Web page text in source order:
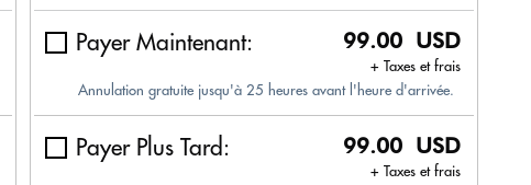
Payer Maintenant: 99.00 USD
+ Taxes et frais
Annulation gratuite jusqu'à 25 heures avant l'heure d'arrivée.
Payer Plus Tard: 99.00 USD
+ Taxes et frais